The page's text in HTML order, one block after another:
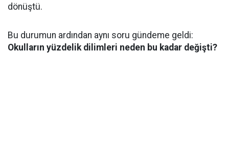
dönüştü.
Bu durumun ardından aynı soru gündeme geldi:
Okulların yüzdelik dilimleri neden bu kadar değişti?